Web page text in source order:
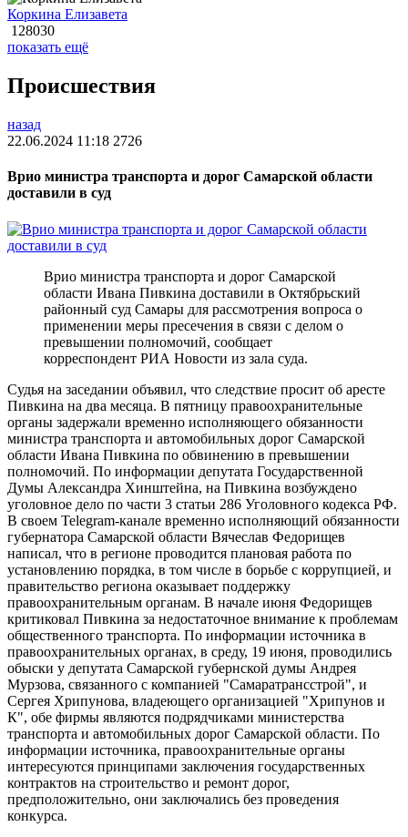
Коркина Елизавета
128030
показать ещё
Происшествия
назад
22.06.2024 11:18 2726
Врио министра транспорта и дорог Самарской области
доставили в суд
Врио министра транспорта и дорог Самарской
области Ивана Пивкина доставили в Октябрьский
районный суд Самары для рассмотрения вопроса о
применении меры пресечения в связи с делом о
превышении полномочий, сообщает
корреспондент РИА Новости из зала суда.
Судья на заседании объявил, что следствие просит об аресте
Пивкина на два месяца. В пятницу правоохранительные
органы задержали временно исполняющего обязанности
министра транспорта и автомобильных дорог Самарской
области Ивана Пивкина по обвинению в превышении
полномочий. По информации депутата Государственной
Думы Александра Хинштейна, на Пивкина возбуждено
уголовное дело по части 3 статьи 286 Уголовного кодекса РФ.
В своем Telegram-канале временно исполняющий обязанности
губернатора Самарской области Вячеслав Федорищев
написал, что в регионе проводится плановая работа по
установлению порядка, в том числе в борьбе с коррупцией, и
правительство региона оказывает поддержку
правоохранительным органам. В начале июня Федорищев
критиковал Пивкина за недостаточное внимание к проблемам
общественного транспорта. По информации источника в
правоохранительных органах, в среду, 19 июня, проводились
обыски у депутата Самарской губернской думы Андрея
Мурзова, связанного с компанией "Самаратрансстрой", и
Сергея Хрипунова, владеющего организацией "Хрипунов и
К", обе фирмы являются подрядчиками министерства
транспорта и автомобильных дорог Самарской области. По
информации источника, правоохранительные органы
интересуются принципами заключения государственных
контрактов на строительство и ремонт дорог,
предположительно, они заключались без проведения
конкурса.